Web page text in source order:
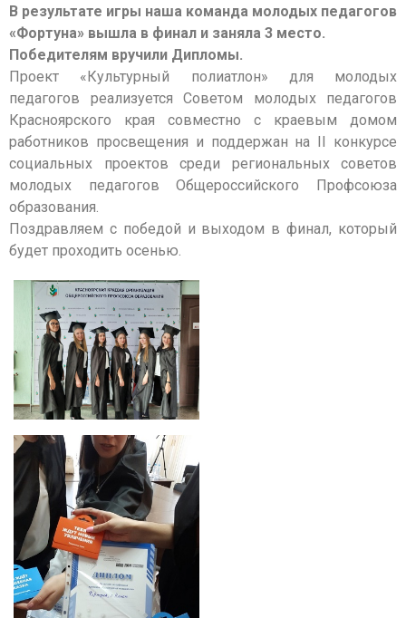
В результате игры наша команда молодых педагогов
«Фортуна» вышла в финал и заняла 3 место.
Победителям вручили Дипломы.
Проект «Культурный полиатлон» для молодых
педагогов реализуется Советом молодых педагогов
Красноярского края совместно с краевым домом
работников просвещения и поддержан на II конкурсе
социальных проектов среди региональных советов
молодых педагогов Общероссийского Профсоюза
образования.
Поздравляем с победой и выходом в финал, который
будет проходить осенью.